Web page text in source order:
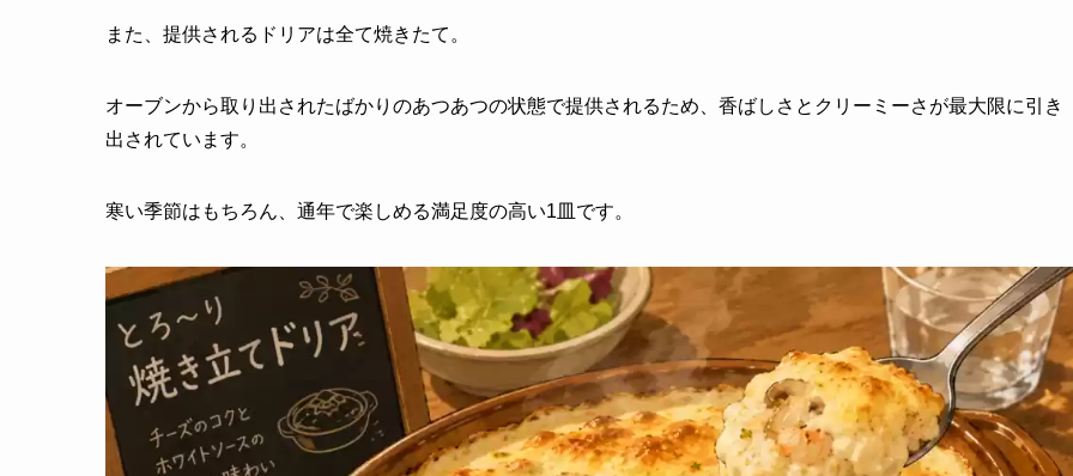
また、提供されるドリアは全て焼きたて。
オーブンから取り出されたばかりのあつあつの状態で提供されるため、香ばしさとクリーミーさが最大限に引き
出されています。
寒い季節はもちろん、通年で楽しめる満足度の高い1皿です。